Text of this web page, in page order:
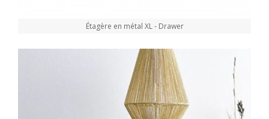
Étagère en métal XL - Drawer